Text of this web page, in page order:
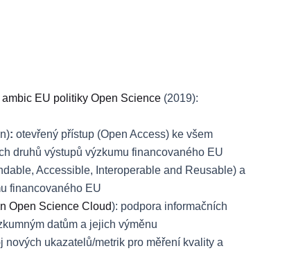
ambic EU politiky Open Science (2019):
: otevřený přístup (Open Access) ke všem
druhů výstupů výzkumu financovaného EU
Accessible, Interoperable and Reusable) a
financovaného EU
Open Science Cloud): podpora informačních
datům a jejich výměnu
nových ukazatelů/metrik pro měření kvality a